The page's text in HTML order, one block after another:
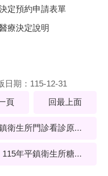
定預約申請表單
療決定說明
日期：115-12-31
頁
回最上面
衛生所門診看診原...
115年平鎮衛生所糖...